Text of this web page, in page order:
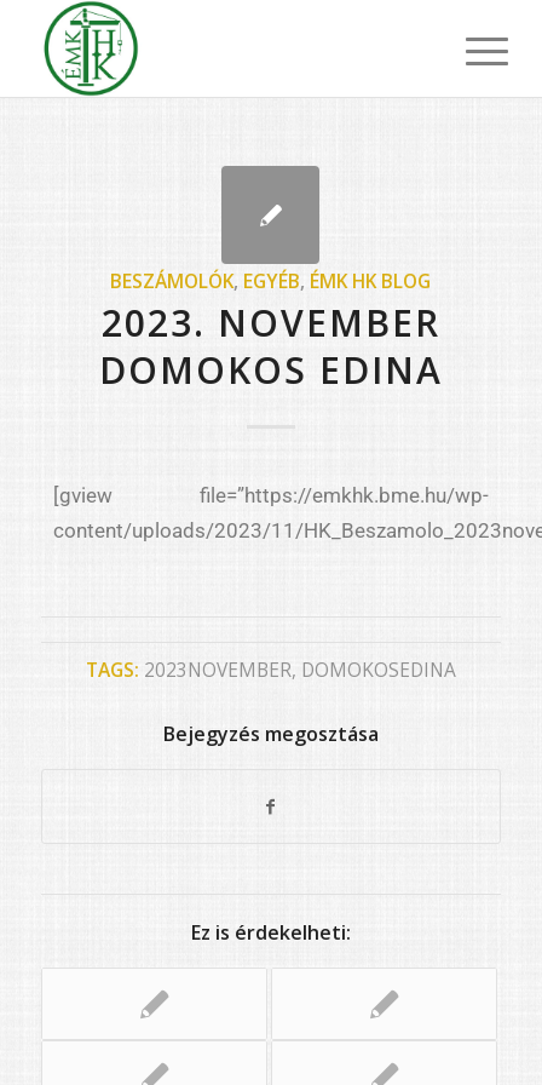
BESZÁMOLÓK, EGYÉB, ÉMK HK BLOG
2023. NOVEMBER
DOMOKOS EDINA
[gview file=”https://emkhk.bme.hu/wp-
content/uploads/2023/11/
TAGS: 2023NOVEMBER, DOMOKOSEDINA
Bejegyzés megosztása
Ez is érdekelheti: